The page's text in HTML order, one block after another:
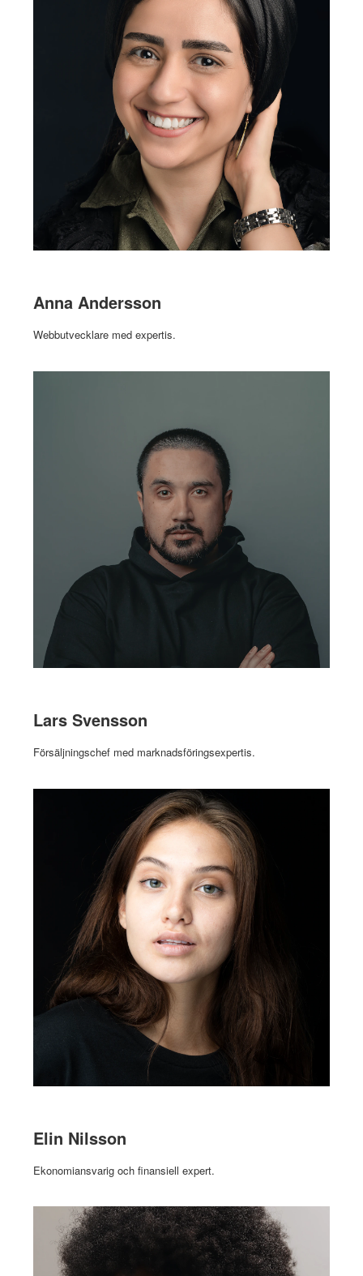
Anna Andersson
Webbutvecklare med expertis.
Lars Svensson
Försäljningschef med marknadsföringsexpertis.
Elin Nilsson
Ekonomiansvarig och finansiell expert.